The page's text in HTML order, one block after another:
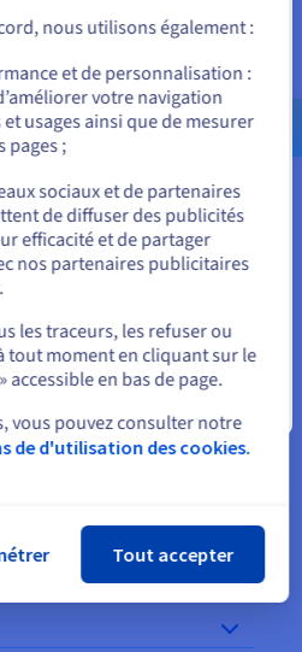
de nos
(PoP)
Anglais USD - $
ou
web
nous utilisons également :
et de personnalisation :
votre navigation
usages ainsi que de mesurer
pages ;
sociaux et de partenaires
de diffuser des publicités
efficacité et de partager
nos partenaires publicitaires
les traceurs, les refuser ou
tout moment en cliquant sur le
accessible en bas de page.
vous pouvez consulter notre
de d'utilisation des cookies.
Tout accepter